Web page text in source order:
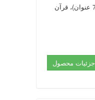
متن کامل 655 عنوان کتاب در 1833 جلد به زبان عربی و فارسی (461 عنوان کتاب عربی و 195 عنوان کتاب فارسی) شامل موضوعات: ادبیات عرب (76 عنوان)، قرآن
جزئیات محصول